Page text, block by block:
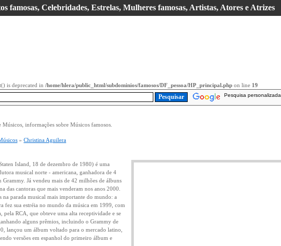
famosas, Celebridades, Estrelas, Mulheres famosas, Artistas, Atores e Atrizes
is deprecated in /home/hlera/public_html/subdominios/famosos/DF_pessoa/HP_principal.php on line 19
Pesquisa personalizada
informações sobre Músicos famosos.
» Christina Aguilera
Island, 18 de dezembro de 1980) é uma
musical norte - americana, ganhadora de 4
Já vendeu mais de 42 milhões de álbuns
das cantoras que mais venderam nos anos 2000.
na parada musical mais importante do mundo: a
fez sua estréia no mundo da música em 1999, com
pela RCA, que obteve uma alta receptividade e se
alguns prêmios, incluindo o Grammy de
lançou um álbum voltado para o mercado latino,
versões em espanhol do primeiro álbum e